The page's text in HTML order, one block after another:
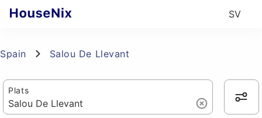
SV
Spain Salou De Llevant
Plats